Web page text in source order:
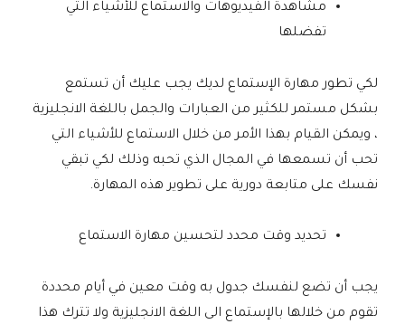
مشاهدة الفيديوهات والاستماع للأشياء التي
تفضلها
لكي تطور مهارة الإستماع لديك يجب عليك أن تستمع
بشكل مستمر للكثير من العبارات والجمل باللغة الانجليزية
، ويمكن القيام بهذا الأمر من خلال الاستماع للأشياء التي
تحب أن تسمعها في المجال الذي تحبه وذلك لكي تبقي
نفسك على متابعة دورية على تطوير هذه المهارة.
تحديد وقت محدد لتحسين مهارة الاستماع
يجب أن تضع لنفسك جدول به وقت معين في أيام محددة
تقوم من خلالها بالإستماع الى اللغة الانجليزية ولا تترك هذا